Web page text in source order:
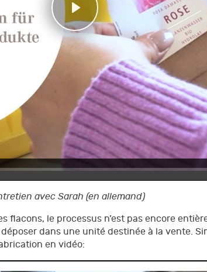
Play
avec Sarah (en allemand)
flacons, le processus n’est pas encore
dans une unité destinée à la vente.
en vidéo: